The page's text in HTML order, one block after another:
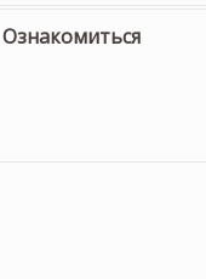
Ознакомиться